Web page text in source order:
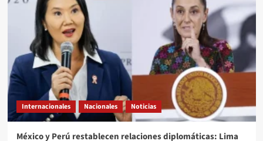
Internacionales Nacionales Noticias
México y Perú restablecen relaciones diplomáticas: Lima